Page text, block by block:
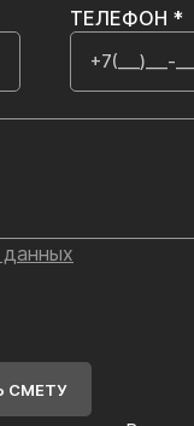
ТЕЛЕФОН *
СМЕТУ